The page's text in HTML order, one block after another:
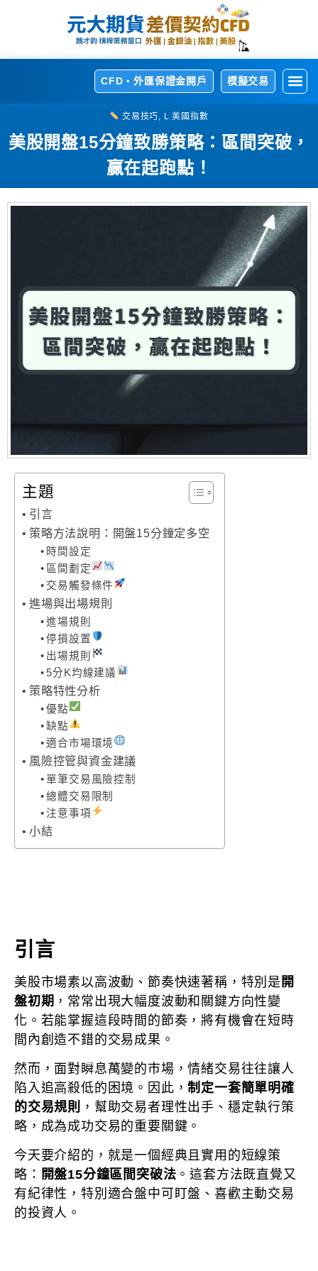
CFD・外匯保證金開戶 模擬交易
交易技巧, L 美國指數
美股開盤15分鐘致勝策略：區間突破，
贏在起跑點！
主題
引言
策略方法說明：開盤15分鐘定多空
時間設定
區間劃定
交易觸發條件
進場與出場規則
進場規則
停損設置
出場規則
5分K均線建議
策略特性分析
優點
缺點
適合市場環境
風險控管與資金建議
單筆交易風險控制
總體交易限制
注意事項
小結
引言
美股市場素以高波動、節奏快速著稱，特別是 開
盤初期 ，常常出現大幅度波動和關鍵方向性變
化。若能掌握這段時間的節奏，將有機會在短時
間內創造不錯的交易成果。
然而，面對瞬息萬變的市場，情緒交易往往讓人
陷入追高殺低的困境。因此，制定一套簡單明確
的交易規則
，幫助交易者理性出手、穩定執行策
略，成為成功交易的重要關鍵。
今天要介紹的，就是一個經典且實用的短線策
略： 開盤15分鐘區間突破法 。這套方法既直覺又
有紀律性，特別適合盤中可盯盤、喜歡主動交易
的投資人。